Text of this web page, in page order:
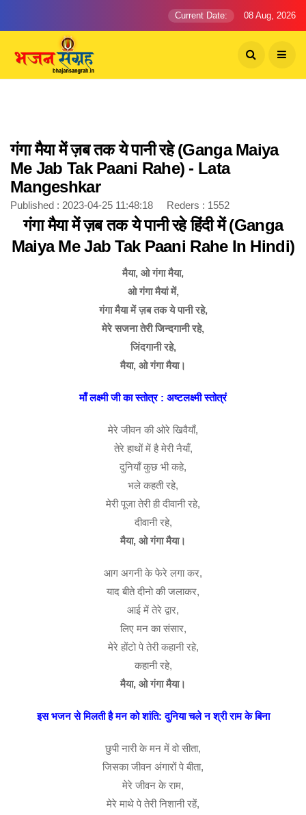
Current Date: 08 Aug, 2026
गंगा मैया में ज़ब तक ये पानी रहे (Ganga Maiya
Me Jab Tak Paani Rahe) - Lata
Mangeshkar
Published : 2023-04-25 11:48:18 Reders : 1552
गंगा मैया में ज़ब तक ये पानी रहे हिंदी में (Ganga
Maiya Me Jab Tak Paani Rahe In Hindi)
मैया, ओ गंगा मैया,
ओ गंगा मैयां में,
गंगा मैया में ज़ब तक ये पानी रहे,
मेरे सजना तेरी जिन्दगानी रहे,
जिंदगानी रहे,
मैया, ओ गंगा मैया।
माँ लक्ष्मी जी का स्तोत्र : अष्टलक्ष्मी स्तोत्रं
मेरे जीवन की ओरे खिवैयाँ,
तेरे हाथों में है मेरी नैयाँ,
दुनियाँ कुछ भी कहे,
भले कहती रहे,
मेरी पूजा तेरी ही दीवानी रहे,
दीवानी रहे,
मैया, ओ गंगा मैया।
आग अगनी के फेरे लगा कर,
याद बीते दीनो की जलाकर,
आई में तेरे द्वार,
लिए मन का संसार,
मेरे होंटो पे तेरी कहानी रहे,
कहानी रहे,
मैया, ओ गंगा मैया।
इस भजन से मिलती है मन को शांति: दुनिया चले न श्री राम के बिना
छुपी नारी के मन में वो सीता,
जिसका जीवन अंगारों पे बीता,
मेरे जीवन के राम,
मेरे माथे पे तेरी निशानी रहें,